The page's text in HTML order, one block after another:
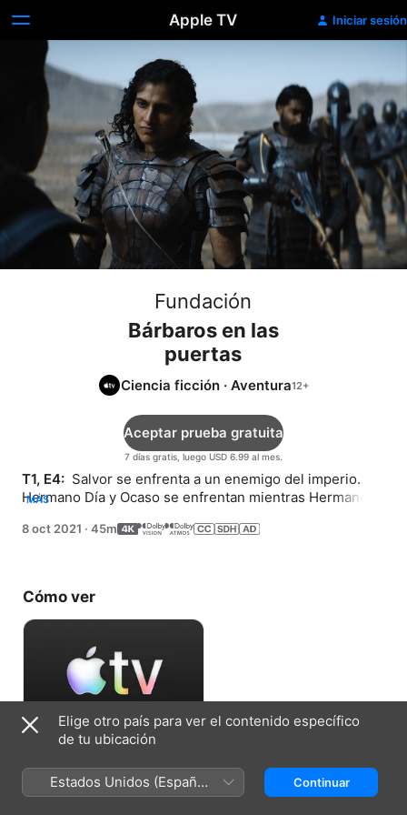
Apple TV Iniciar sesión
Fundación
Bárbaros en las
puertas
Ciencia ficción · Aventura
7 días gratis, luego USD 6.99 al mes.
Aceptar prueba gratuita
T1, E4: Salvor se enfrenta a un enemigo del imperio.
Hermano Día y Ocaso se enfrentan mientras Hermano
MÁS
8 oct 2021 · 45m
Cómo ver
7 días gratis, luego USD 6.99 al mes.
Elige otro país para ver el contenido específico
de tu ubicación
Estados Unidos (Español
México)
Continuar